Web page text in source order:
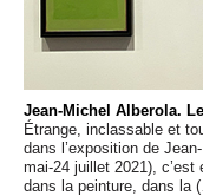
Jean-Michel Alberola.
Étrange, inclassable et
dans l’exposition de
mai-24 juillet 2021), c’est
dans la peinture, dans la